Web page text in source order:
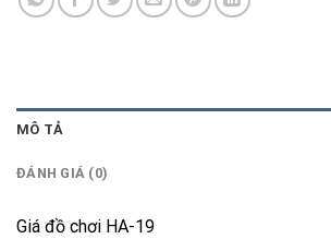
MÔ TẢ
ĐÁNH GIÁ (0)
Giá đồ chơi HA-19